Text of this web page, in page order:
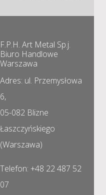
F.P.H. Art Metal Sp.j.
Biuro Handlowe
Warszawa
Adres: ul. Przemysłowa
6,
05-082 Blizne
Łaszczyńskiego
(Warszawa)
Telefon: +48 22 487 52
07